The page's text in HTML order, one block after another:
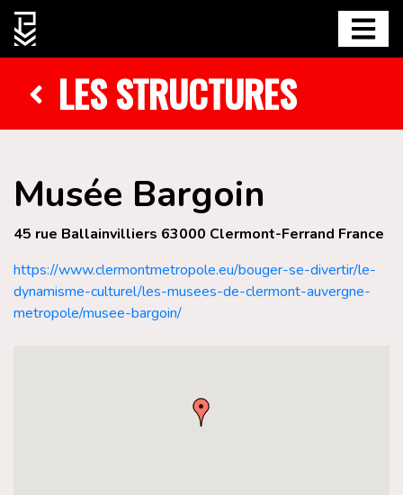
LES STRUCTURES
Musée Bargoin
45 rue Ballainvilliers 63000 Clermont-Ferrand France
https://www.clermontmetropole.eu/bouger-se-divertir/le-
dynamisme-culturel/les-musees-de-clermont-auvergne-
metropole/musee-bargoin/